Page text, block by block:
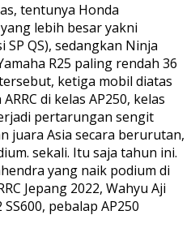
tentunya Honda
lebih besar yakni
SP QS), sedangkan Ninja
R25 paling rendah 36
ketiga mobil diatas
di kelas AP250, kelas
pertarungan sengit
juara Asia secara berurutan,
sekali. Itu saja tahun ini.
yang naik podium di
Jepang 2022, Wahyu Aji
pebalap AP250